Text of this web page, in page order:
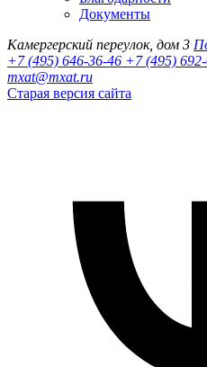
Документы
Камергерский переулок, дом 3
+7 (495) 646-36-46 +7 (495)
mxat@mxat.ru
Старая версия сайта